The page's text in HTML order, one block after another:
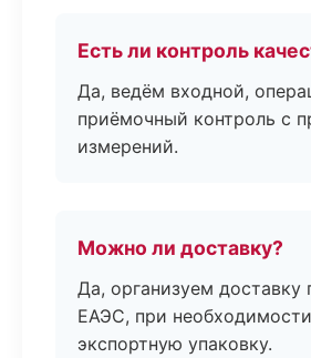
Есть ли контроль
Да, ведём входной,
приёмочный контроль с
измерений.
Можно ли доставку?
Да, организуем доставку
ЕАЭС, при
экспортную упаковку.